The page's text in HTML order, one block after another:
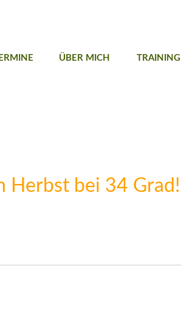
ÜBER MICH TRAINING
Herbst bei 34 Grad!